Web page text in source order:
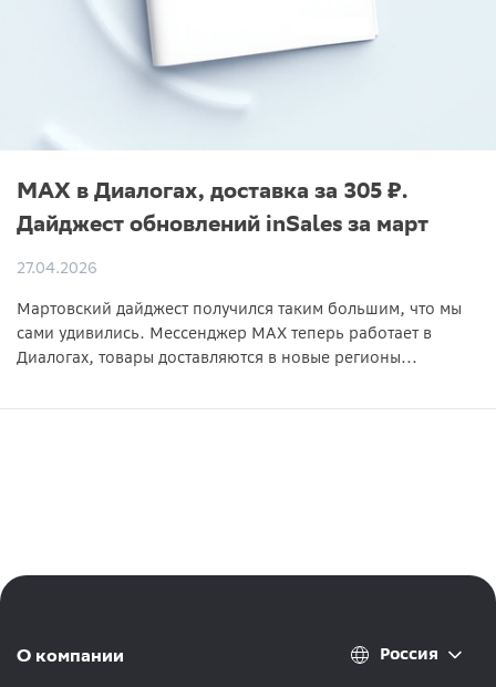
MAX в Диалогах, доставка за 305 ₽.
Дайджест обновлений inSales за март
27.04.2026
Мартовский дайджест получился таким большим, что мы
сами удивились. Мессенджер MAX теперь работает в
Диалогах, товары доставляются в новые регионы...
О компании Россия